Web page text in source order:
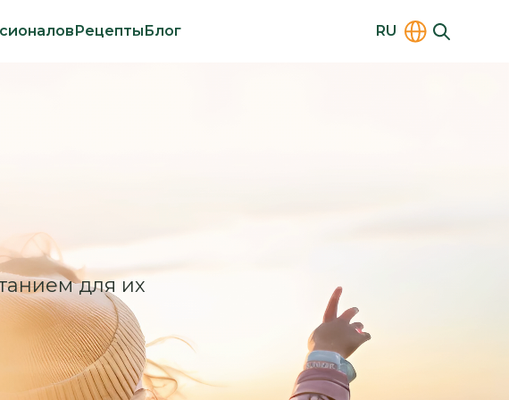
РецептыБлог RU
для их